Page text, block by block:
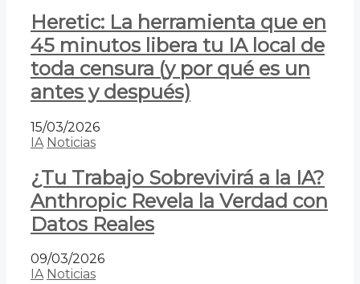
Heretic: La herramienta que en
45 minutos libera tu IA local de
toda censura (y por qué es un
antes y después)
15/03/2026
IA Noticias
¿Tu Trabajo Sobrevivirá a la IA?
Anthropic Revela la Verdad con
Datos Reales
09/03/2026
IA Noticias